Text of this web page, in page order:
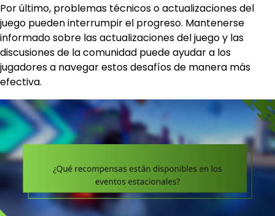
Por último, problemas técnicos o actualizaciones del
juego pueden interrumpir el progreso. Mantenerse
informado sobre las actualizaciones del juego y las
discusiones de la comunidad puede ayudar a los
jugadores a navegar estos desafíos de manera más
efectiva.